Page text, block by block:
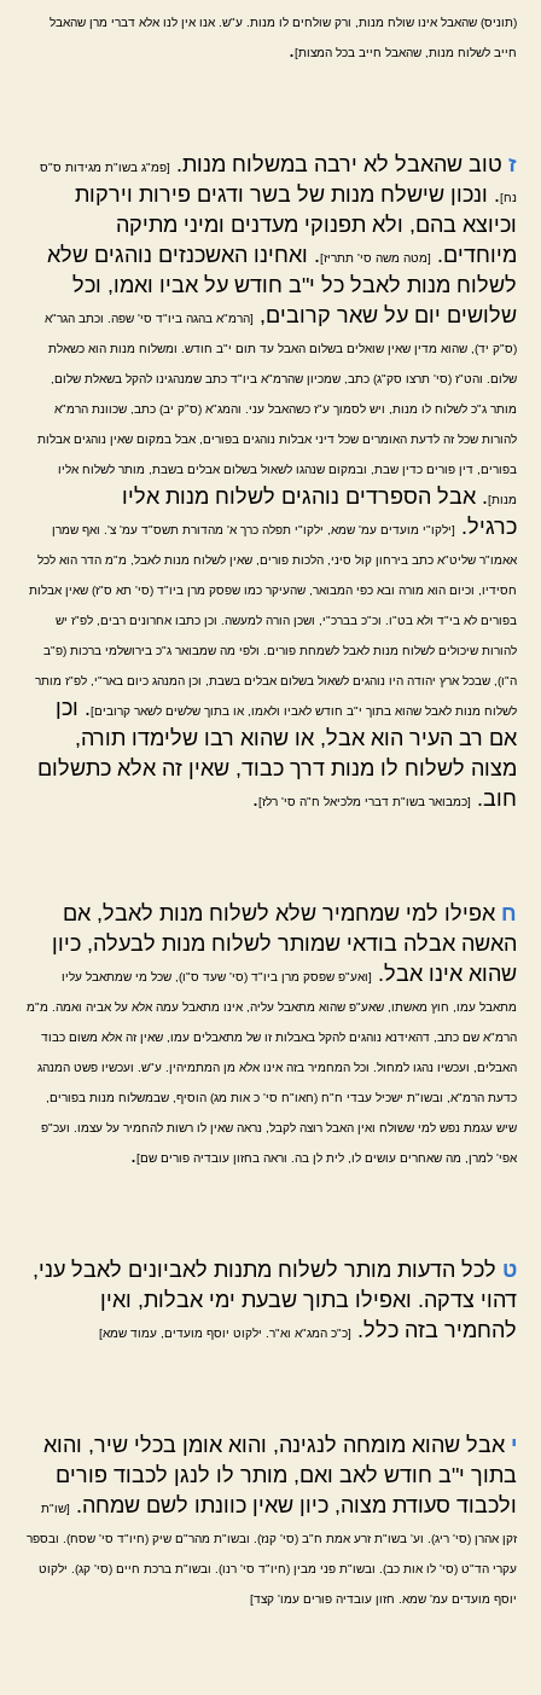
(תוניס) שהאבל אינו שולח מנות, ורק שולחים לו מנות. ע"ש. אנו אין לנו אלא דברי מרן שהאבל
חייב לשלוח מנות, שהאבל חייב בכל המצות].
ז טוב שהאבל לא ירבה במשלוח מנות. [פמ"ג בשו"ת מגידות ס"ס
נח]. ונכון שישלח מנות של בשר ודגים פירות וירקות
וכיוצא בהם, ולא תפנוקי מעדנים ומיני מתיקה
מיוחדים.
[מטה משה סי' תתריז]. ואחינו האשכנזים נוהגים שלא
לשלוח מנות לאבל כל י"ב חודש על אביו ואמו, וכל
שלושים יום על שאר קרובים,
[הרמ"א בהגה ביו"ד סי' שפה. וכתב הגר"א
(ס"ק יד), שהוא מדין שאין שואלים בשלום האבל עד תום י"ב חודש. ומשלוח מנות הוא כשאלת
שלום. והט"ז (סי' תרצו סק"ג) כתב, שמכיון שהרמ"א ביו"ד כתב שמנהגינו להקל בשאלת שלום,
מותר ג"כ לשלוח לו מנות, ויש לסמוך ע"ז כשהאבל עני. והמג"א (ס"ק יב) כתב, שכוונת הרמ"א
להורות שכל זה לדעת האומרים שכל דיני אבלות נוהגים בפורים, אבל במקום שאין נוהגים אבלות
בפורים, דין פורים כדין שבת, ובמקום שנהגו לשאול בשלום אבלים בשבת, מותר לשלוח אליו
מנות]. אבל הספרדים נוהגים לשלוח מנות אליו
כרגיל.
[ילקו"י מועדים עמ' שמא, ילקו"י תפלה כרך א' מהדורת תשס"ד עמ' צ'. ואף שמרן
אאמו"ר שליט"א כתב בירחון קול סיני, הלכות פורים, שאין לשלוח מנות לאבל, מ"מ הדר הוא לכל
חסידיו, וכיום הוא מורה ובא כפי המבואר, שהעיקר כמו שפסק מרן ביו"ד (סי' תא ס"ז) שאין אבלות
בפורים לא בי"ד ולא בט"ו. וכ"כ בברכ"י, ושכן הורה למעשה. וכן כתבו אחרונים רבים, לפ"ז יש
להורות שיכולים לשלוח מנות לאבל לשמחת פורים. ולפי מה שמבואר ג"כ בירושלמי ברכות (פ"ב
ה"ו), שבכל ארץ יהודה היו נוהגים לשאול בשלום אבלים בשבת, וכן המנהג כיום באר"י, לפ"ז מותר
לשלוח מנות לאבל שהוא בתוך י"ב חודש לאביו ולאמו, או בתוך שלשים לשאר קרובים]. וכן
אם רב העיר הוא אבל, או שהוא רבו שלימדו תורה,
מצוה לשלוח לו מנות דרך כבוד, שאין זה אלא כתשלום
חוב.
[כמבואר בשו"ת דברי מלכיאל ח"ה סי' רלז].
ח אפילו למי שמחמיר שלא לשלוח מנות לאבל, אם
האשה אבלה בודאי שמותר לשלוח מנות לבעלה, כיון
שהוא אינו אבל.
[ואע"פ שפסק מרן ביו"ד (סי' שעד ס"ו), שכל מי שמתאבל עליו
מתאבל עמו, חוץ מאשתו, שאע"פ שהוא מתאבל עליה, אינו מתאבל עמה אלא על אביה ואמה. מ"מ
הרמ"א שם כתב, דהאידנא נוהגים להקל באבלות זו של מתאבלים עמו, שאין זה אלא משום כבוד
האבלים, ועכשיו נהגו למחול. וכל המחמיר בזה אינו אלא מן המתמיהין. ע"ש. ועכשיו פשט המנהג
כדעת הרמ"א, ובשו"ת ישכיל עבדי ח"ח (חאו"ח סי' כ אות מג) הוסיף, שבמשלוח מנות בפורים,
שיש עגמת נפש למי ששולח ואין האבל רוצה לקבל, נראה שאין לו רשות להחמיר על עצמו. ועכ"פ
אפי' למרן, מה שאחרים עושים לו, לית לן בה. וראה בחזון עובדיה פורים שם].
ט לכל הדעות מותר לשלוח מתנות לאביונים לאבל עני,
דהוי צדקה. ואפילו בתוך שבעת ימי אבלות, ואין
להחמיר בזה כלל.
[כ"כ המג"א וא"ר. ילקוט יוסף מועדים, עמוד שמא]
י אבל שהוא מומחה לנגינה, והוא אומן בכלי שיר, והוא
בתוך י"ב חודש לאב ואם, מותר לו לנגן לכבוד פורים
ולכבוד סעודת מצוה, כיון שאין כוונתו לשם שמחה.
[שו"ת
זקן אהרן (סי' ריג). וע' בשו"ת זרע אמת ח"ב (סי' קנז). ובשו"ת מהר"ם שיק (חיו"ד סי' שסח). ובספר
עקרי הד"ט (סי' לו אות כב). ובשו"ת פני מבין (חיו"ד סי' רנו). ובשו"ת ברכת חיים (סי' קג). ילקוט
יוסף מועדים עמ' שמא. חזון עובדיה פורים עמו' קצד]